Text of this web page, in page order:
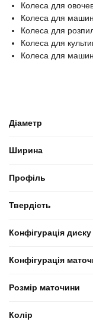
Колеса для
Колеса для
Колеса для
Колеса для
Колеса для
Діаметр
Ширина
Профіль
Твердість
Конфігурація диску
Конфігурація
Розмір маточини
Колір